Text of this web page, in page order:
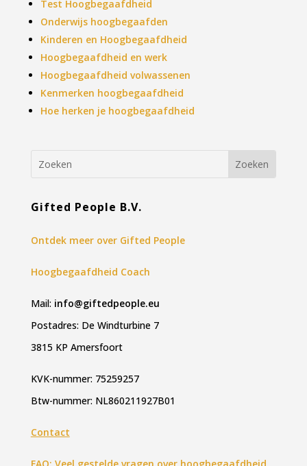
Test Hoogbegaafdheid
Onderwijs hoogbegaafden
Kinderen en Hoogbegaafdheid
Hoogbegaafdheid en werk
Hoogbegaafdheid volwassenen
Kenmerken hoogbegaafdheid
Hoe herken je hoogbegaafdheid
Gifted People B.V.
Ontdek meer over Gifted People
Hoogbegaafdheid Coach
Mail: info@giftedpeople.eu
Postadres: De Windturbine 7
3815 KP Amersfoort
KVK-nummer: 75259257
Btw-nummer: NL860211927B01
Contact